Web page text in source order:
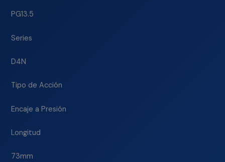
PG13.5
Series
D4N
Tipo de Acción
Encaje a Presión
Longitud
73mm